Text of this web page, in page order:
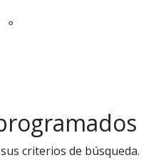
criterios de búsqueda.